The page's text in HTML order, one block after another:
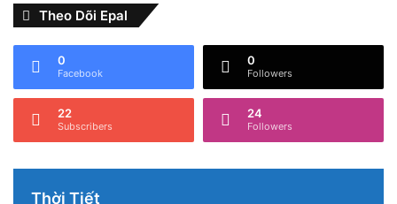
Theo Dõi Epal
0
Facebook
0
Followers
22
Subscribers
24
Followers
Thời Tiết